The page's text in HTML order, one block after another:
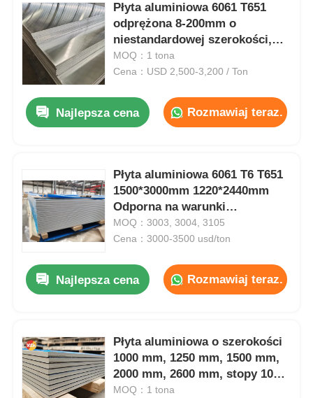
Płyta aluminiowa 6061 T651
odprężona 8-200mm o
niestandardowej szerokości,
wykończenie walcowane,
antykorozyjna do produkcji
konstrukcyjne
MOQ：1 tona
Cena：USD 2,500-3,200 / Ton
Najlepsza cena Rozmawiaj teraz.
Płyta aluminiowa 6061 T6 T651
1500*3000mm 1220*2440mm
Odporna na warunki
atmosferyczne, nadająca się do
recyklingu, przyjazna dla
pakowana na drewnianej
palecie eksportowej, zielone
MOQ：3003, 3004, 3105
Cena：3000-3500 usd/ton
Najlepsza cena Rozmawiaj teraz.
Płyta aluminiowa o szerokości
1000 mm, 1250 mm, 1500 mm,
2000 mm, 2600 mm, stopy 1060,
1100, 3003, 3004,
MOQ：1 tona